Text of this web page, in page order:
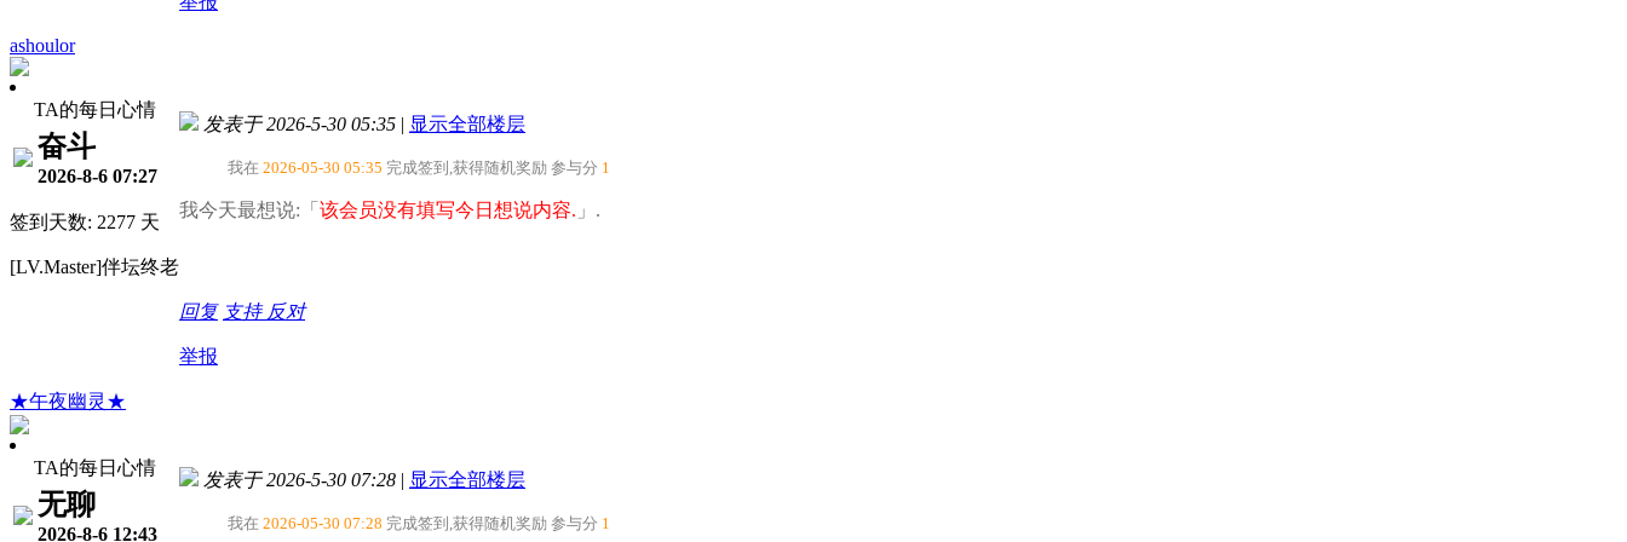
ashoulor
TA的每日心情
奋斗
2026-8-6 07:27
签到天数: 2277 天
[LV.Master]伴坛终老
发表于 2026-5-30 05:35 | 显示全部楼层
我在 2026-05-30 05:35 完成签到,获得随机奖励 参与分 1
我今天最想说:「 该会员没有填写今日想说内容. 」.
回复 支持 反对
举报
★午夜幽灵★
TA的每日心情
无聊
2026-8-6 12:43
发表于 2026-5-30 07:28 | 显示全部楼层
我在 2026-05-30 07:28 完成签到,获得随机奖励 参与分 1